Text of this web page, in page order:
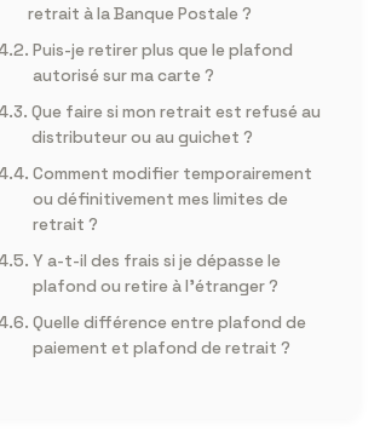
retrait à la Banque Postale ?
Puis-je retirer plus que le plafond
autorisé sur ma carte ?
Que faire si mon retrait est refusé au
distributeur ou au guichet ?
Comment modifier temporairement
ou définitivement mes limites de
retrait ?
Y a-t-il des frais si je dépasse le
plafond ou retire à l’étranger ?
Quelle différence entre plafond de
paiement et plafond de retrait ?